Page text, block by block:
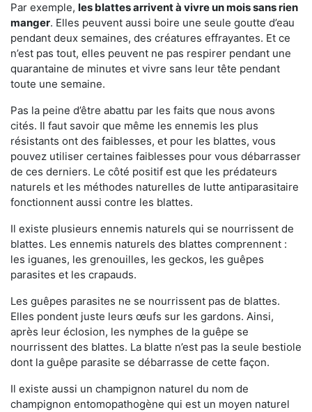
Par exemple, les blattes arrivent à vivre un mois sans rien
manger. Elles peuvent aussi boire une seule goutte d’eau
pendant deux semaines, des créatures effrayantes. Et ce
n’est pas tout, elles peuvent ne pas respirer pendant une
quarantaine de minutes et vivre sans leur tête pendant
toute une semaine.
Pas la peine d’être abattu par les faits que nous avons
cités. Il faut savoir que même les ennemis les plus
résistants ont des faiblesses, et pour les blattes, vous
pouvez utiliser certaines faiblesses pour vous débarrasser
de ces derniers. Le côté positif est que les prédateurs
naturels et les méthodes naturelles de lutte antiparasitaire
fonctionnent aussi contre les blattes.
Il existe plusieurs ennemis naturels qui se nourrissent de
blattes. Les ennemis naturels des blattes comprennent :
les iguanes, les grenouilles, les geckos, les guêpes
parasites et les crapauds.
Les guêpes parasites ne se nourrissent pas de blattes.
Elles pondent juste leurs œufs sur les gardons. Ainsi,
après leur éclosion, les nymphes de la guêpe se
nourrissent des blattes. La blatte n’est pas la seule bestiole
dont la guêpe parasite se débarrasse de cette façon.
Il existe aussi un champignon naturel du nom de
champignon entomopathogène qui est un moyen naturel